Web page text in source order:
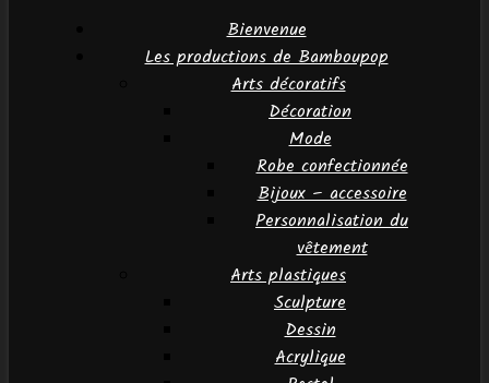
Bienvenue
Les productions de Bamboupop
Arts décoratifs
Décoration
Mode
Robe confectionnée
Bijoux – accessoire
Personnalisation du
vêtement
Arts plastiques
Sculpture
Dessin
Acrylique